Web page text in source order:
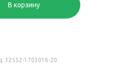
В корзину
32552-1703016-20